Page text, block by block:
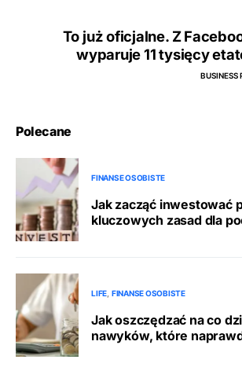
To już oficjalne. Z
wyparuje 11 tysięcy
BUSINESS
Polecane
FINANSE OSOBISTE
Jak zacząć inwestować
kluczowych zasad dla
LIFE FINANSE OSOBISTE
Jak oszczędzać na co
nawyków, które